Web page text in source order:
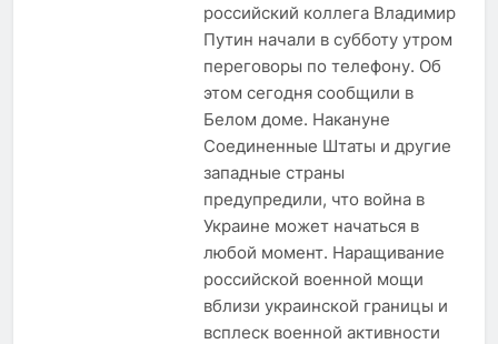
российский коллега Владимир
Путин начали в субботу утром
переговоры по телефону. Об
этом сегодня сообщили в
Белом доме. Накануне
Соединенные Штаты и другие
западные страны
предупредили, что война в
Украине может начаться в
любой момент. Наращивание
российской военной мощи
вблизи украинской границы и
всплеск военной активности